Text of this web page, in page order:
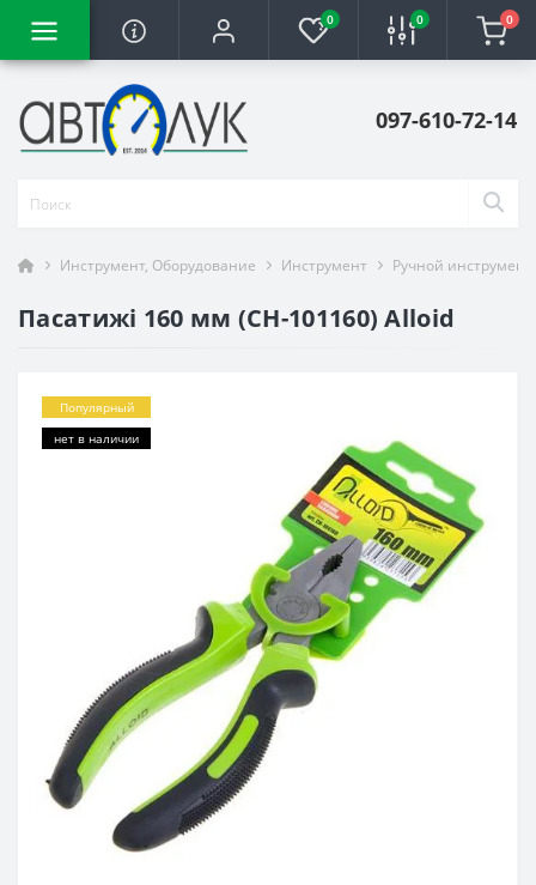
0 0 0
097-610-72-14
Инструмент, Оборудование Инструмент Ручной инструмент
Пасатижі 160 мм (CН-101160) Alloid
Популярный
нет в наличии